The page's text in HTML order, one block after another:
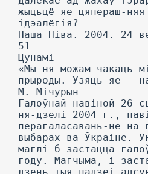
жыцьцё яе цяпераш-няя
ідэалёгія?
Наша Ніва. 2004. 24
51
Цунамі
«Мы ня можам чакаць
прыроды. Узяць яе —
М. Мічурын
Галоўнай навіной 26
ня-дзелі 2004 г.,
перагаласавань-не на
выбарах ва Ўкраіне.
маглі б застацца
году. Магчыма, і